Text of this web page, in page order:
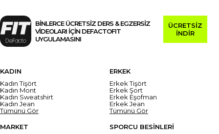
BİNLERCE ÜCRETSİZ DERS & EGZERSİZ
VİDEOLARI İÇİN DEFACTOFIT
UYGULAMASINI
ÜCRETSİZ
İNDİR
KADIN
Kadın Tişört
Kadın Mont
Kadın Sweatshirt
Kadın Jean
Tümünü Gör
ERKEK
Erkek Tişört
Erkek Şort
Erkek Eşofman
Erkek Jean
Tümünü Gör
MARKET
SPORCU BESİNLERİ